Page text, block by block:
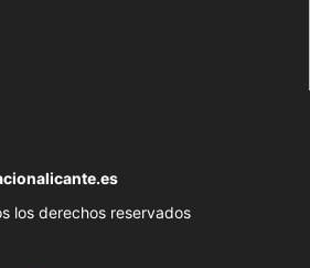
los derechos reservados